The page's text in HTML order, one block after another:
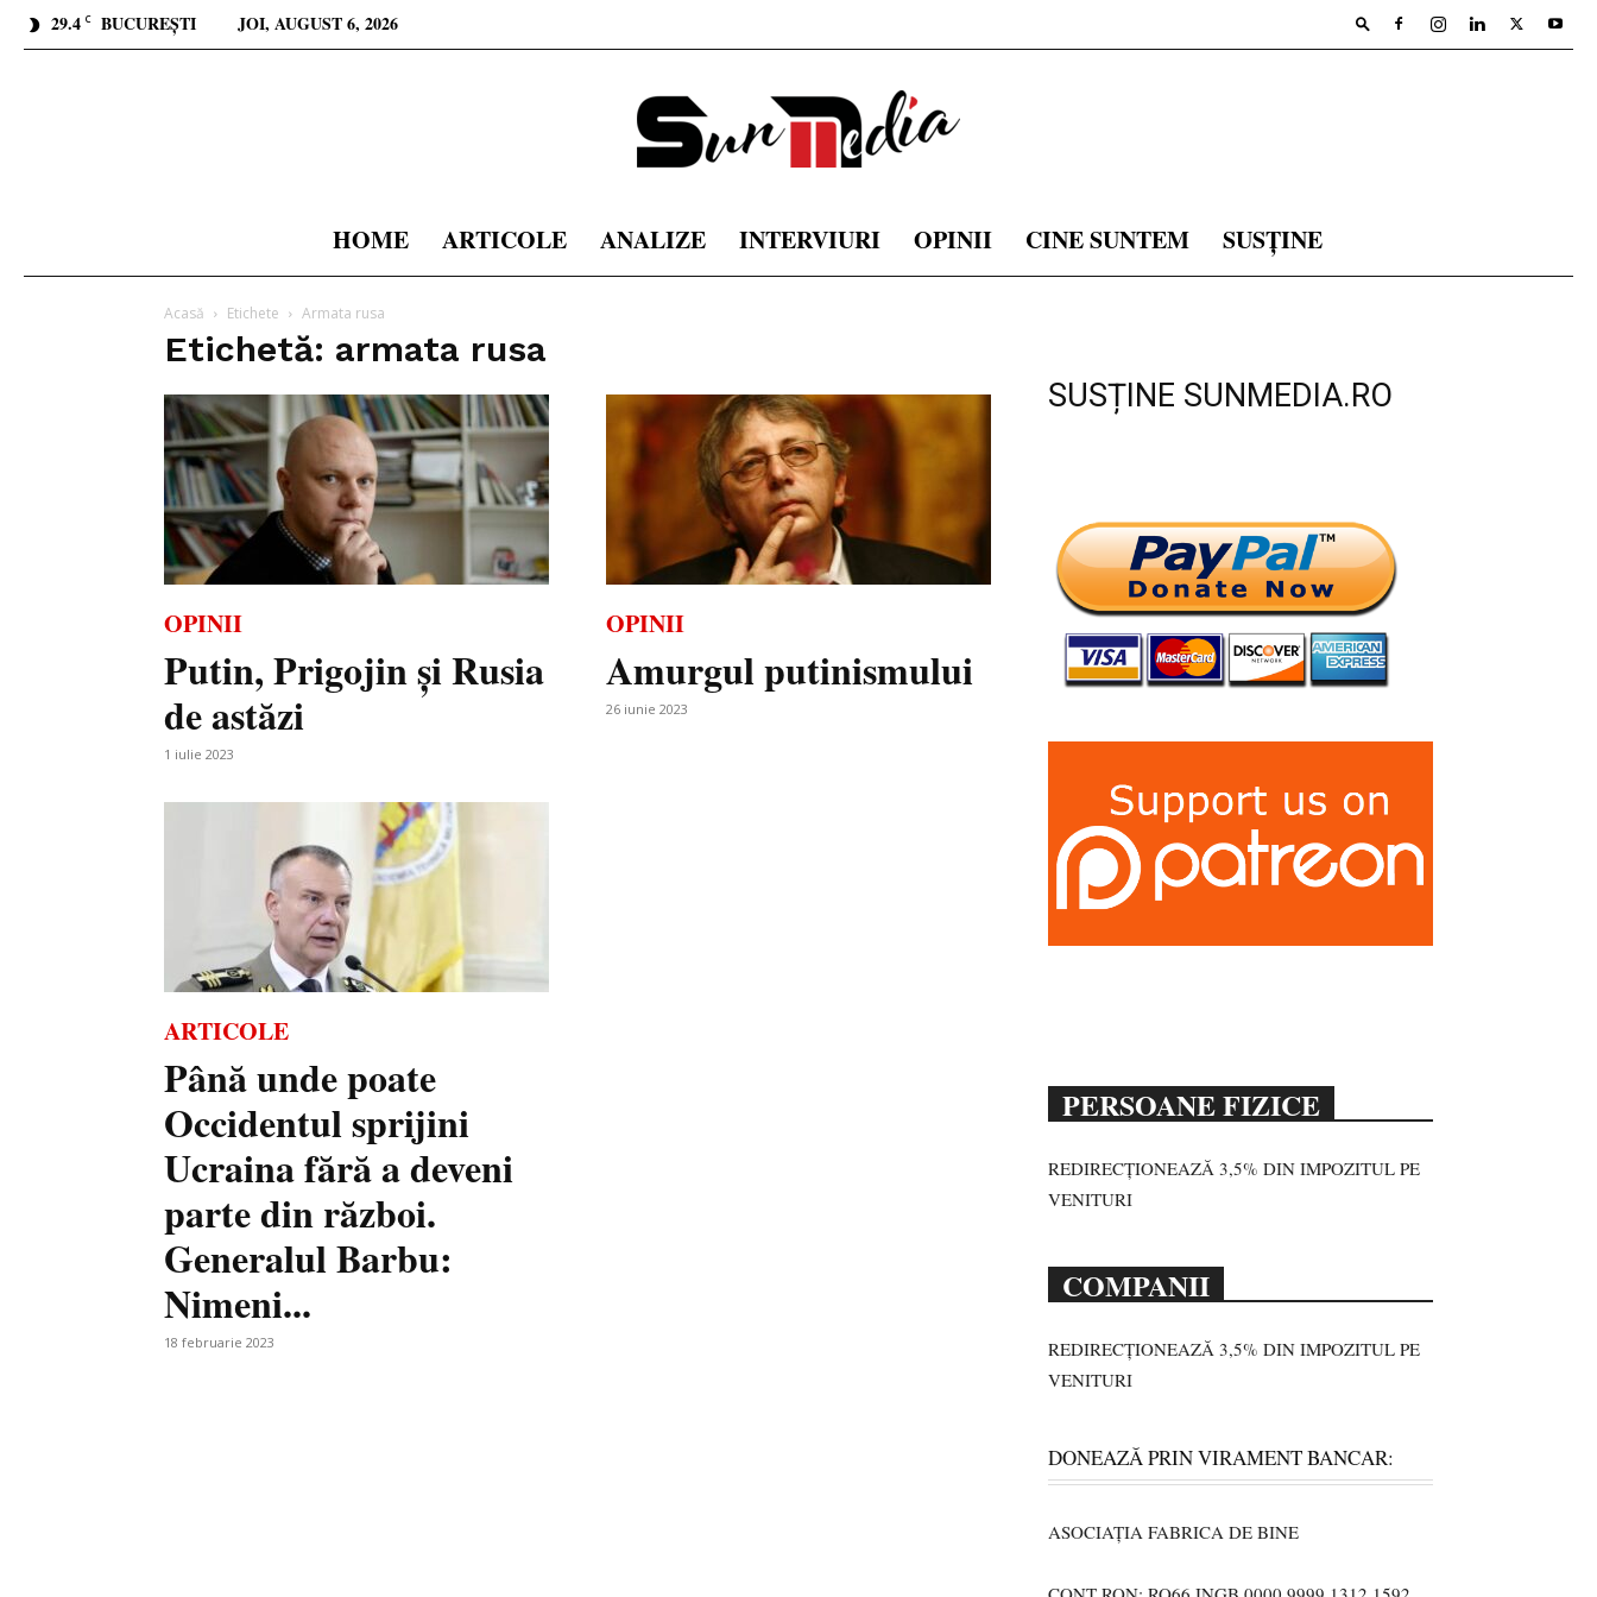
29.4 C BUCUREȘTI JOI, AUGUST 6, 2026
sunmedia.ro
HOME ARTICOLE ANALIZE INTERVIURI OPINII CINE SUNTEM SUSȚINE
Acasă Etichete Armata rusa
Etichetă: armata rusa
OPINII
Putin, Prigojin şi Rusia
de astăzi
1 iulie 2023
OPINII
Amurgul putinismului
26 iunie 2023
ARTICOLE
Până unde poate
Occidentul sprijini
Ucraina fără a deveni
parte din război.
Generalul Barbu:
Nimeni...
18 februarie 2023
SUSȚINE SUNMEDIA.RO
PERSOANE FIZICE
REDIRECȚIONEAZĂ 3,5% DIN IMPOZITUL PE
VENITURI
COMPANII
REDIRECȚIONEAZĂ 3,5% DIN IMPOZITUL PE
VENITURI
DONEAZĂ PRIN VIRAMENT BANCAR:
ASOCIAȚIA FABRICA DE BINE